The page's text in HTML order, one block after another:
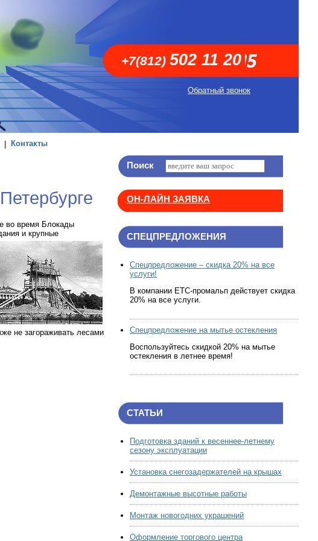
+7(812) 502 11 20
Обратный звонок
Контакты
во время Блокады
и крупные
не загораживать лесами
Поиск
ОН-ЛАЙН ЗАЯВКА
СПЕЦПРЕДЛОЖЕНИЯ
Спецпредложение – скидка 20% на все
услуги!
В компании ЕТС-промальп действует скидка
20% на все услуги.
Спецпредложение на мытье остекления
Воспользуйтесь скидкой 20% на мытье
остекления в летнее время!
СТАТЬИ
Подготовка зданий к весеннее-летнему
сезону эксплуатации
Установка снегозадержателей на крышах
Демонтажные высотные работы
Монтаж новогодних украшений
Оформление торгового центра